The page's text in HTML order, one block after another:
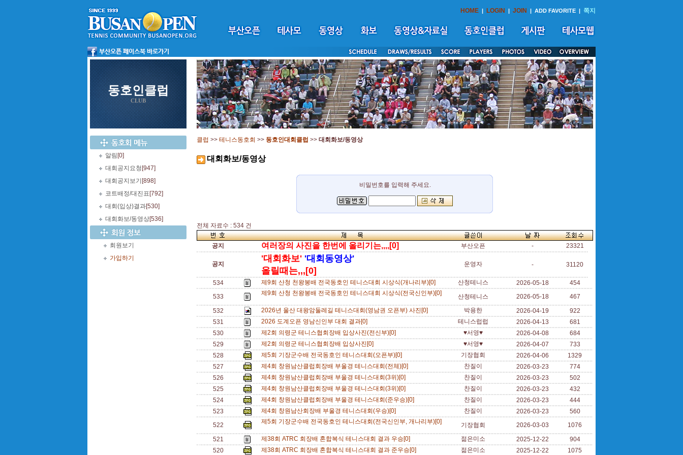
HOME | LOGIN | JOIN | ADD FAVORITE | 쪽지
동호인클럽
CLUB
알림 [0]
대회공지요청 [947]
대회공지보기 [898]
코트배정/대진표 [792]
대회(입상)결과[530]
대회화보/동영상[536]
회원보기
가입하기
클럽 >> 테니스동호회 >> 동호인대회클럽 >> 대회화보/동영상
대회화보/동영상
비밀번호를 입력해 주세요.
전체 자료수 : 534 건
공지 여러장의 사진을 한번에 올리기는,,,,[0] 부산오픈 - 23321
공지
'대회화보' '대회동영상'
올릴때는,,,[0]
운영자 - 31120
534 제9회 산청 천왕봉배 전국동호인 테니스대회 시상식(개나리부)[0] 산청테니스 2026-05-18
454
533
제9회 산청 천왕봉배 전국동호인 테니스대회 시상식(전국신인부)[0] 산청테니스 2026-05-18
467
532
2026년 울산 대왕암둘레길 테니스대회(영남권 오픈부) 사진[0] 박용한 2026-04-19
922
531
2026 도계오픈 영남신인부 대회 결과[0] 테니스럽럽 2026-04-13
681
530
제2회 의령군 테니스협회장배 입상사진(전신부)[0] ♥서영♥ 2026-04-08
684
529
제2회 의령군 테니스협회장배 입상사진[0] ♥서영♥ 2026-04-07
733
528
제5회 기장군수배 전국동호인 테니스대회(오픈부)[0] 기장협회 2026-04-06
1329
527
제4회 창원남산클럽회장배 부울경 테니스대회(전체)[0] 찬질이 2026-03-23
774
526
제4회 창원남산클럽회장배 부울경 테니스대회(3위)[0] 찬질이 2026-03-23
502
525
제4회 창원남산클럽회장배 부울경 테니스대회(3위)[0] 찬질이 2026-03-23
432
524
제4회 창원남산클럽회장배 부울경 테니스대회(준우승)[0] 찬질이 2026-03-23
444
523
제4회 창원남산회장배 부울경 테니스대회(우승)[0] 찬질이 2026-03-23
560
522
제5회 기장군수배 전국동호인 테니스대회(전국신인부, 개나리부)[0] 기장협회 2026-03-03
1076
521
제38회 ATRC 회장배 혼합복식 테니스대회 결과 우승[0] 젊은미소 2025-12-22
904
520
제38회 ATRC 회장배 혼합복식 테니스대회 결과 준우승[0] 젊은미소 2025-12-22 1075